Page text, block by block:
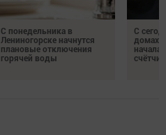
С понедельника в
Лениногорске начнутся
плановые отключения
горячей воды
С
домах